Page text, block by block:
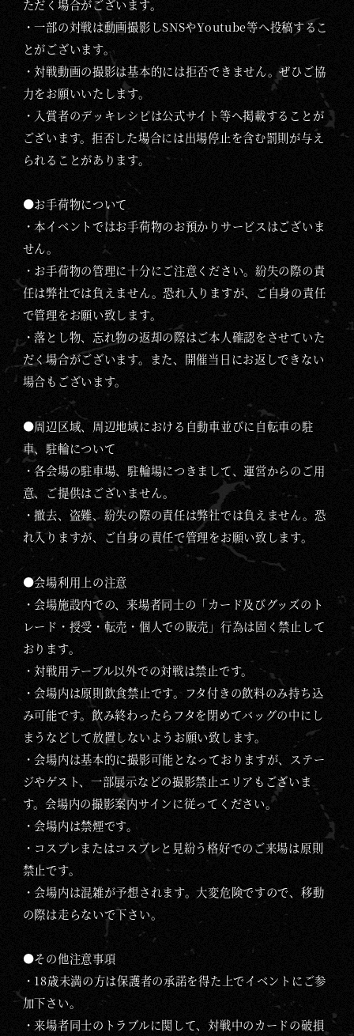
ただく場合がございます。
・一部の対戦は動画撮影しSNSやYoutube等へ投稿するこ
とがございます。
・対戦動画の撮影は基本的には拒否できません。ぜひご協
力をお願いいたします。
・入賞者のデッキレシピは公式サイト等へ掲載することが
ございます。拒否した場合には出場停止を含む罰則が与え
られることがあります。
●お手荷物について
・本イベントではお手荷物のお預かりサービスはございま
せん。
・お手荷物の管理に十分にご注意ください。紛失の際の責
任は弊社では負えません。恐れ入りますが、ご自身の責任
で管理をお願い致します。
・落とし物、忘れ物の返却の際はご本人確認をさせていた
だく場合がございます。また、開催当日にお返しできない
場合もございます。
●周辺区域、周辺地域における自動車並びに自転車の駐
車、駐輪について
・各会場の駐車場、駐輪場につきまして、運営からのご用
意、ご提供はございません。
・撤去、盗難、紛失の際の責任は弊社では負えません。恐
れ入りますが、ご自身の責任で管理をお願い致します。
●会場利用上の注意
・会場施設内での、来場者同士の「カード及びグッズのト
レード・授受・転売・個人での販売」行為は固く禁止して
おります。
・対戦用テーブル以外での対戦は禁止です。
・会場内は原則飲食禁止です。フタ付きの飲料のみ持ち込
み可能です。飲み終わったらフタを閉めてバッグの中にし
まうなどして放置しないようお願い致します。
・会場内は基本的に撮影可能となっておりますが、ステー
ジやゲスト、一部展示などの撮影禁止エリアもございま
す。会場内の撮影案内サインに従ってください。
・会場内は禁煙です。
・コスプレまたはコスプレと見紛う格好でのご来場は原則
禁止です。
・会場内は混雑が予想されます。大変危険ですので、移動
の際は走らないで下さい。
●その他注意事項
・18歳未満の方は保護者の承諾を得た上でイベントにご参
加下さい。
・来場者同士のトラブルに関して、対戦中のカードの破損